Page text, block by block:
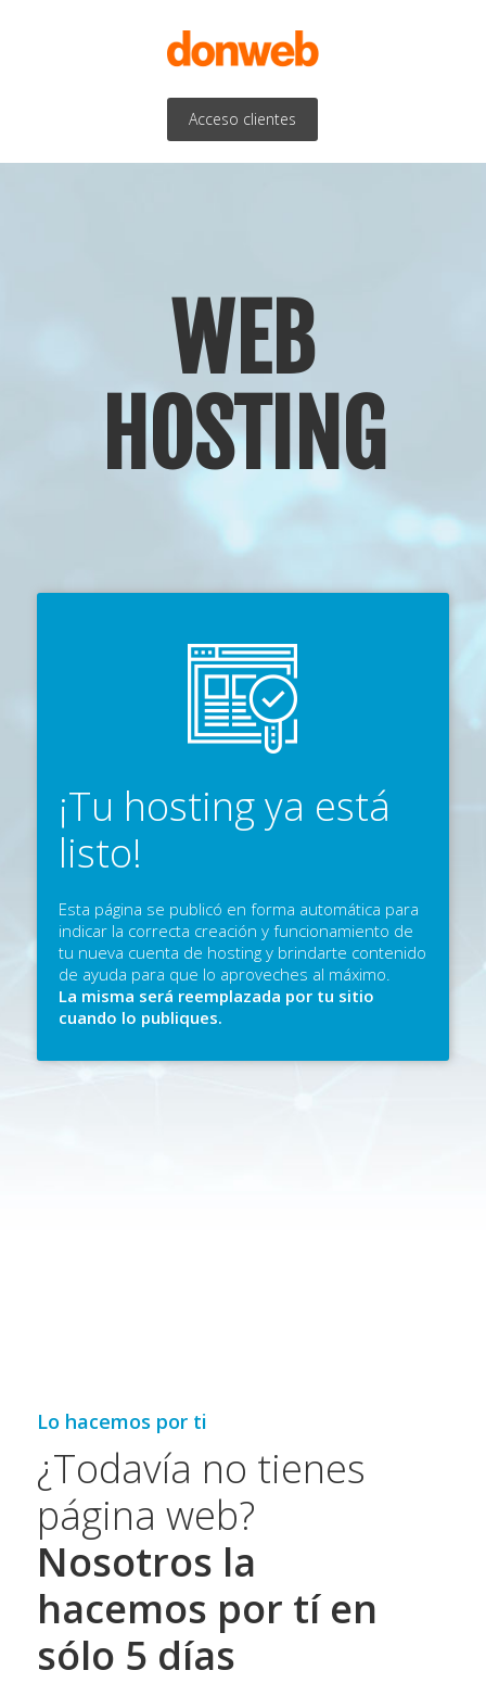
Acceso clientes
WEB
HOSTING
¡Tu hosting ya está
listo!
Esta página se publicó en forma automática para
indicar la correcta creación y funcionamiento de
tu nueva cuenta de hosting y brindarte contenido
de ayuda para que lo aproveches al máximo.
La misma será reemplazada por tu sitio
cuando lo publiques.
Lo hacemos por ti
¿Todavía no tienes
página web?
Nosotros la
hacemos por tí en
sólo 5 días